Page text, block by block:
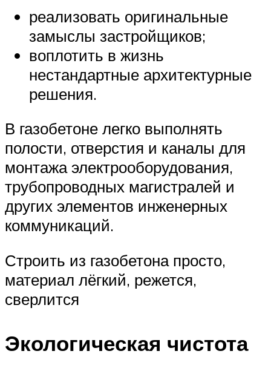
реализовать оригинальные
замыслы застройщиков;
воплотить в жизнь
нестандартные архитектурные
решения.
В газобетоне легко выполнять
полости, отверстия и каналы для
монтажа электрооборудования,
трубопроводных магистралей и
других элементов инженерных
коммуникаций.
Строить из газобетона просто,
материал лёгкий, режется,
сверлится
Экологическая чистота